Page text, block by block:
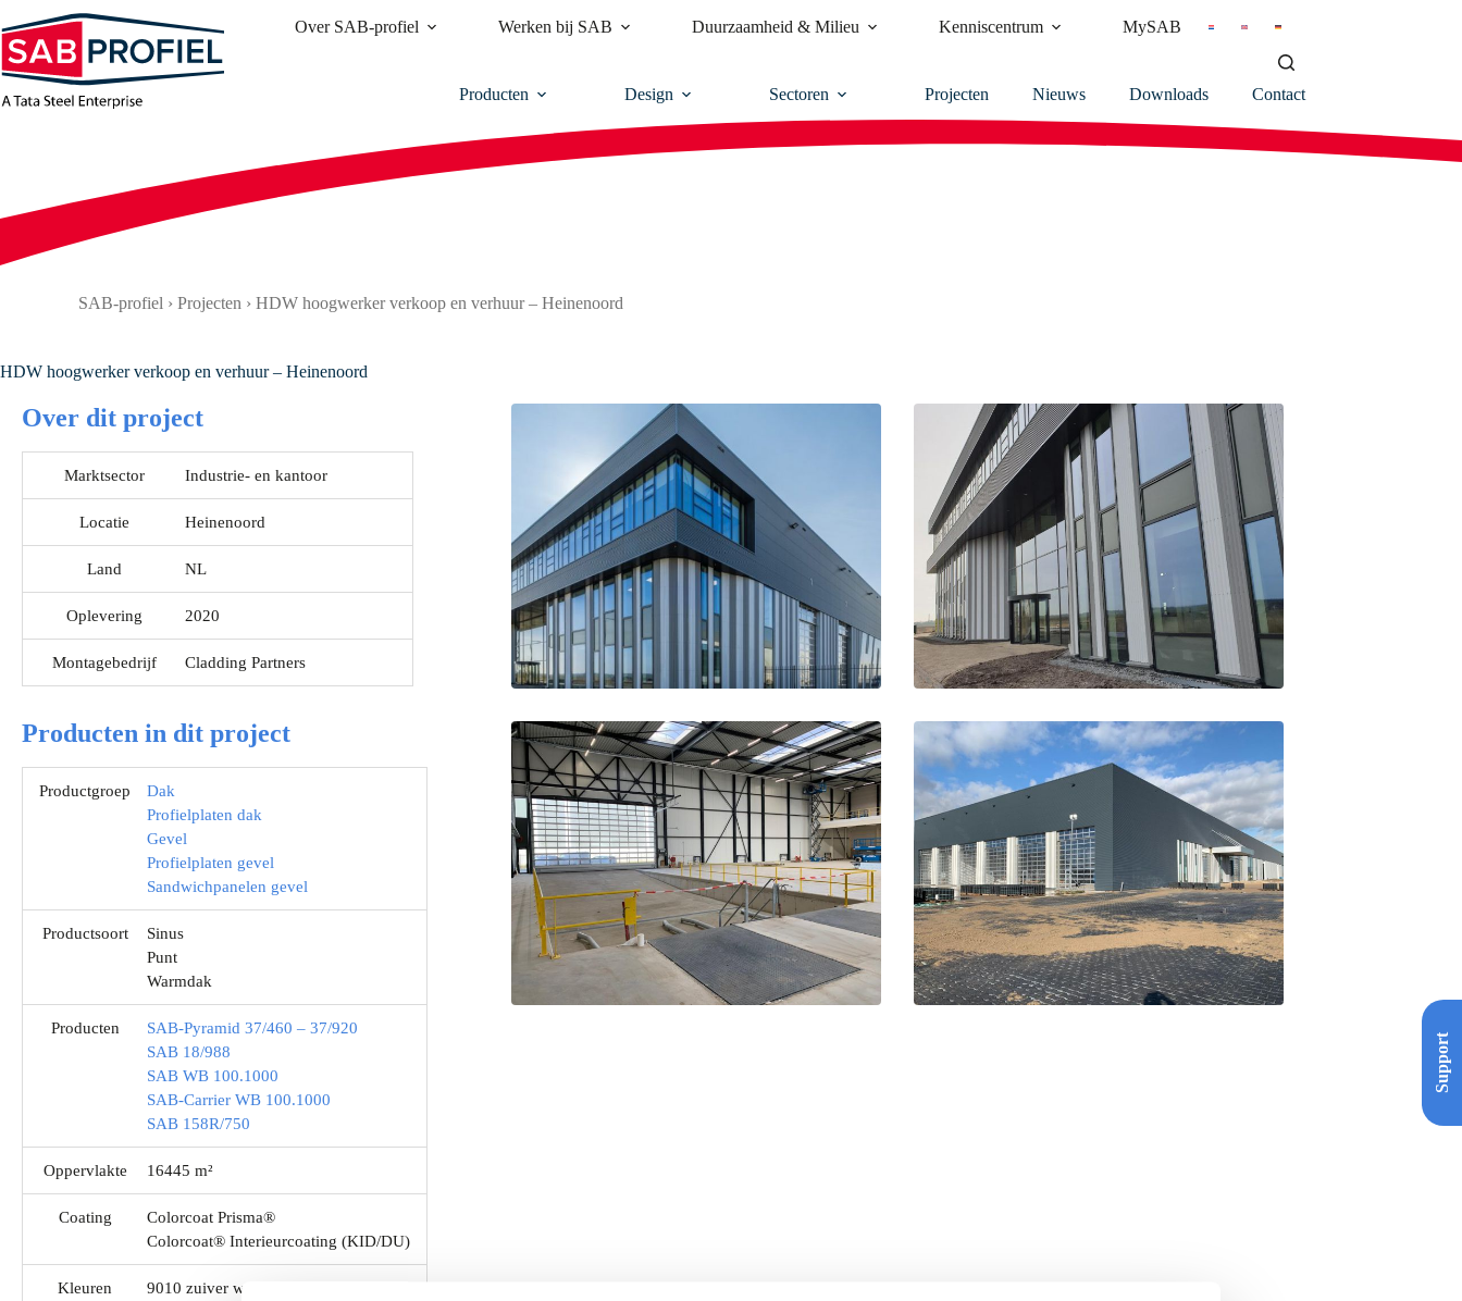
naar
de
inhoud
Over SAB-profiel Werken bij SAB Duurzaamheid & Milieu Kenniscentrum MySAB
Producten Design Sectoren Projecten Nieuws Downloads Contact
SAB-profiel › Projecten › HDW hoogwerker verkoop en verhuur – Heinenoord
HDW hoogwerker verkoop en verhuur – Heinenoord
Over dit project
Marktsector Industrie- en kantoor
Locatie Heinenoord
Land NL
Oplevering 2020
Montagebedrijf Cladding Partners
Producten in dit project
Productgroep
Dak
Profielplaten dak
Gevel
Profielplaten gevel
Sandwichpanelen gevel
Productsoort
Sinus
Punt
Warmdak
Producten
SAB-Pyramid 37/460 – 37/920
SAB 18/988
SAB WB 100.1000
SAB-Carrier WB 100.1000
SAB 158R/750
Oppervlakte 16445 m²
Coating
Colorcoat Prisma®
Colorcoat® Interieurcoating (KID/DU)
Kleuren
9010 zuiver wit
Support